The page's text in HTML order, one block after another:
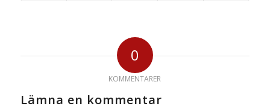
0
KOMMENTARER
Lämna en kommentar